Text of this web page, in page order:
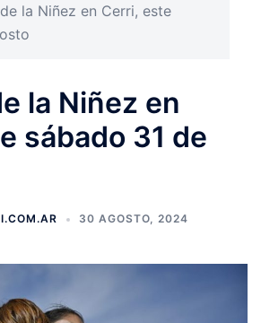
la Niñez en Cerri, este
la Niñez en
sábado 31 de
30 AGOSTO, 2024